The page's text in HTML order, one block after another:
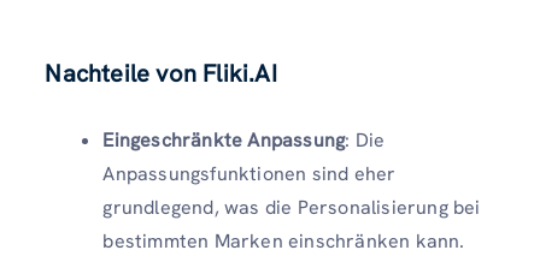
Nachteile von Fliki.AI
Eingeschränkte Anpassung: Die
Anpassungsfunktionen sind eher
grundlegend, was die Personalisierung bei
bestimmten Marken einschränken kann.